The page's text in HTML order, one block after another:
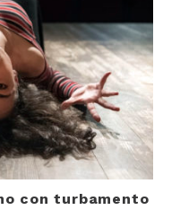
con turbamento